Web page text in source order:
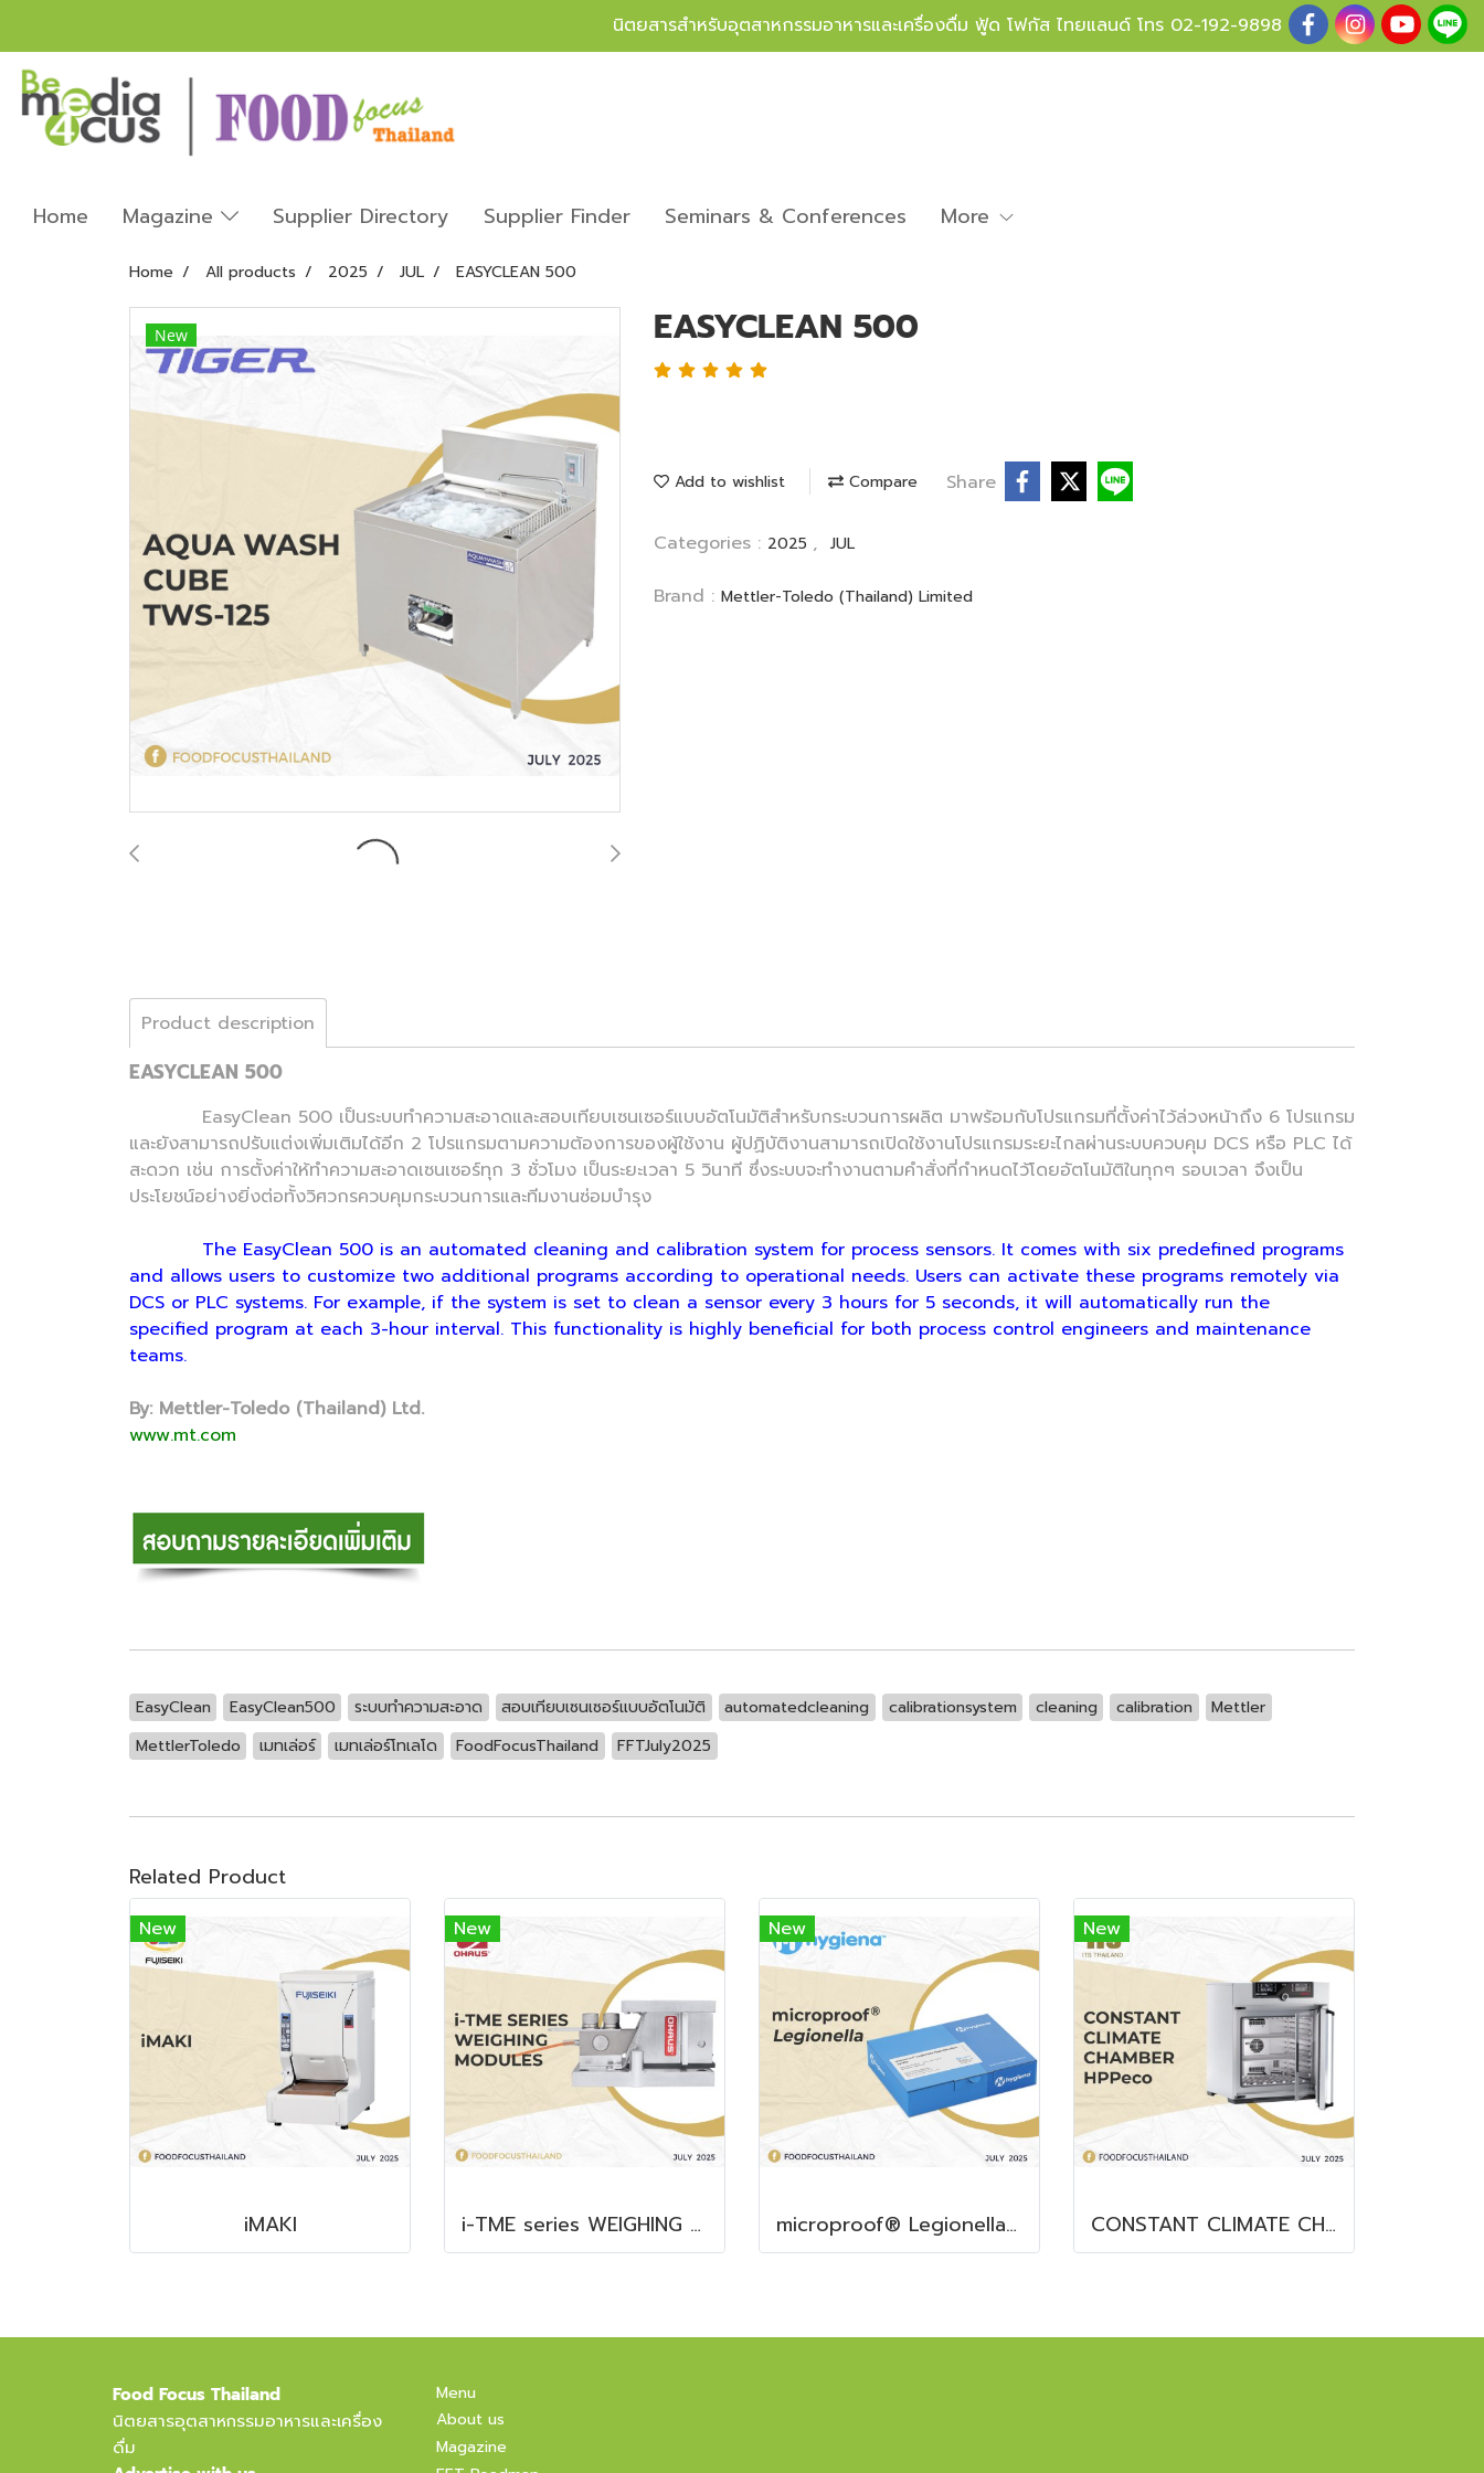
นิตยสารสำหรับอุตสาหกรรมอาหารและเครื่องดื่ม ฟู้ด โฟกัส ไทยแลนด์ โทร 02-192-9898
Home Magazine Supplier Directory Supplier Finder Seminars & Conferences More
Home All products 2025 JUL EASYCLEAN 500
New EASYCLEAN 500
Add to wishlist Compare Share
Categories : 2025 , JUL
Brand : Mettler-Toledo (Thailand) Limited
Product description
EASYCLEAN 500
EasyClean 500 เป็นระบบทำความสะอาดและสอบเทียบเซนเซอร์แบบอัตโนมัติสำหรับกระบวนการผลิต มาพร้อมกับโปรแกรมที่ตั้งค่าไว้ล่วงหน้าถึง 6 โปรแกรม
และยังสามารถปรับแต่งเพิ่มเติมได้อีก 2 โปรแกรมตามความต้องการของผู้ใช้งาน ผู้ปฏิบัติงานสามารถเปิดใช้งานโปรแกรมระยะไกลผ่านระบบควบคุม DCS หรือ PLC ได้
สะดวก เช่น การตั้งค่าให้ทำความสะอาดเซนเซอร์ทุก 3 ชั่วโมง เป็นระยะเวลา 5 วินาที ซึ่งระบบจะทำงานตามคำสั่งที่กำหนดไว้โดยอัตโนมัติในทุกๆ รอบเวลา จึงเป็น
ประโยชน์อย่างยิ่งต่อทั้งวิศวกรควบคุมกระบวนการและทีมงานซ่อมบำรุง
The EasyClean 500 is an automated cleaning and calibration system for process sensors. It comes with six predefined programs
and allows users to customize two additional programs according to operational needs. Users can activate these programs remotely via
DCS or PLC systems. For example, if the system is set to clean a sensor every 3 hours for 5 seconds, it will automatically run the
specified program at each 3-hour interval. This functionality is highly beneficial for both process control engineers and maintenance
teams.
By: Mettler-Toledo (Thailand) Ltd.
www.mt.com
EasyClean EasyClean500 ระบบทำความสะอาด สอบเทียบเซนเซอร์แบบอัตโนมัติ automatedcleaning calibrationsystem cleaning calibration
Mettler
MettlerToledo
เมทเล่อร์ เมทเล่อร์โทเลโด FoodFocusThailand FFTJuly2025
Related Product
New
iMAKI
New
i-TME series WEIGHING MODULES
New
microproof® Legionella QUANTIFICATION LyoKit
New
CONSTANT CLIMATE CHAMBER HPPeco
Food Focus Thailand
นิตยสารอุตสาหกรรมอาหารและเครื่อง
ดื่ม
Menu
About us
Magazine